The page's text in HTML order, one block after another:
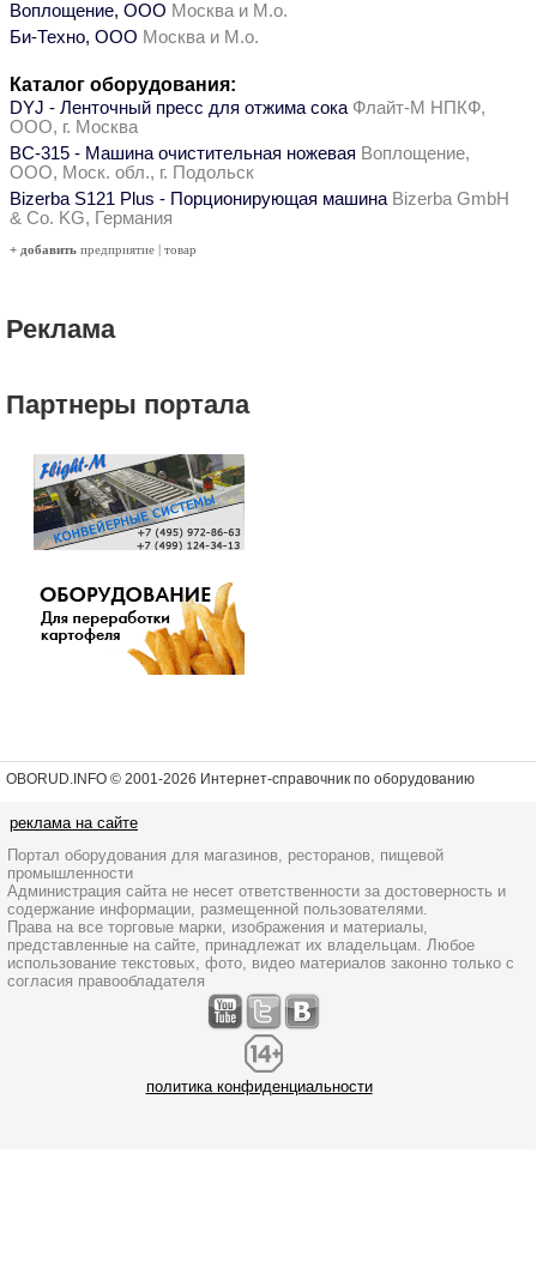
Воплощение, ООО Москва и М.о.
Би-Техно, ООО Москва и М.о.
Каталог оборудования:
DYJ - Ленточный пресс для отжима сока Флайт-М НПКФ,
ООО, г. Москва
ВС-315 - Машина очистительная ножевая Воплощение,
ООО, Моск. обл., г. Подольск
Bizerba S121 Plus - Порционирующая машина Bizerba GmbH
& Co. KG, Германия
+ добавить предприятие | товар
Реклама
Партнеры портала
OBORUD.INFO © 2001-2026 Интернет-справочник по оборудованию
реклама на сайте
Портал оборудования для магазинов, ресторанов, пищевой
промышленности
Администрация сайта не несет ответственности за достоверность и
содержание информации, размещенной пользователями.
Права на все торговые марки, изображения и материалы,
представленные на сайте, принадлежат их владельцам. Любое
использование текстовых, фото, видео материалов законно только с
согласия правообладателя
политика конфиденциальности